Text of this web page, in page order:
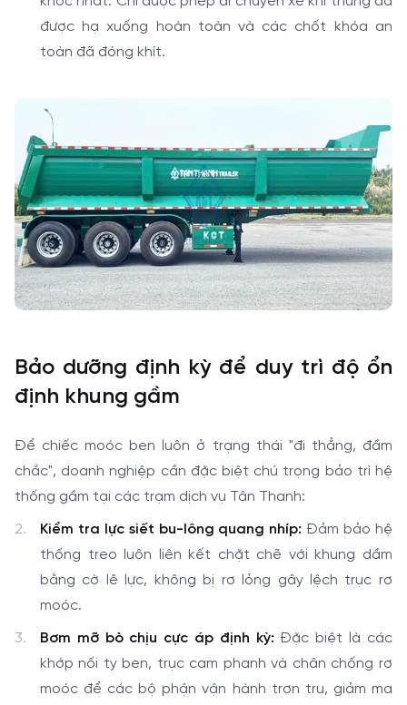
được hạ xuống hoàn toàn và các chốt khóa an
toàn đã đóng khít.
Bảo dưỡng định kỳ để duy trì độ ổn
định khung gầm
Để chiếc moóc ben luôn ở trạng thái "đi thẳng, đầm
chắc", doanh nghiệp cần đặc biệt chú trọng bảo trì hệ
thống gầm tại các trạm dịch vụ Tân Thanh:
Kiểm tra lực siết bu-lông quang nhíp: Đảm bảo hệ
thống treo luôn liên kết chặt chẽ với khung dầm
bằng cờ lê lực, không bị rơ lỏng gây lệch trục rơ
moóc.
Bơm mỡ bò chịu cực áp định kỳ:Đặc biệt là các
khớp nối ty ben, trục cam phanh và chân chống rơ
moóc để các bộ phận vận hành trơn tru, giảm ma